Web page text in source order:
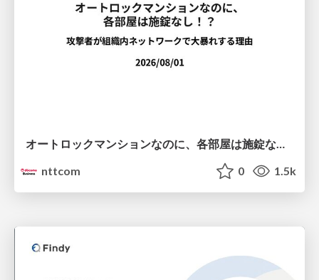
オートロックマンションなのに、各部屋は施錠なし！？ 攻撃者が組織内ネットワークで大暴れする理由 / The Front Door Is Locked, but the Rooms Are Wide Open: Why Attackers Move Freely Inside Enterprise Networks
nttcom
0 1.5k